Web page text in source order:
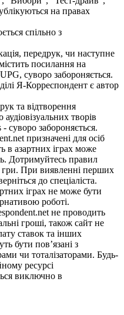
на правах
спільно з
передрук, чи наступне
посилання на
суворо забороняється.
Я-Корреспондент є автор
та відтворення
творів
суворо забороняється.
призначені для осіб
в азартних іграх може
Дотримуйтесь правил
гри. При виявленні перших
до спеціаліста.
іграх не може бути
роботі.
не проводить
гроші, також сайт не
ставок та інших
бути пов’язані з
чи тоталізаторами. Будь-
ресурсі
виключно в